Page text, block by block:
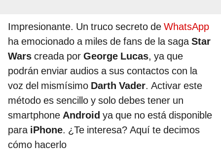
Impresionante. Un truco secreto de WhatsApp
ha emocionado a miles de fans de la sagaStar
Wars creada por George Lucas, ya que
podrán enviar audios a sus contactos con la
voz del mismísimo Darth Vader. Activar este
método es sencillo y solo debes tener un
smartphone Android ya que no está disponible
para iPhone. ¿Te interesa? Aquí te decimos
cómo hacerlo